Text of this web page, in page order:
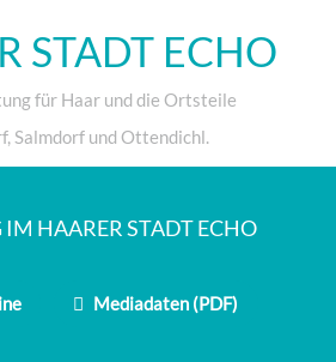
STADT ECHO
für Haar und die Ortsteile
Salmdorf und Ottendichl.
HAARER STADT ECHO
Mediadaten (PDF)